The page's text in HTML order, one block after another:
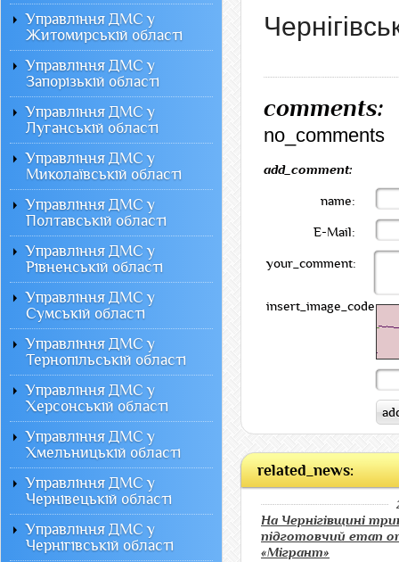
comments:
no_comments
add_comment:
name:
E-Mail:
your_comment:
insert_image_code:
related_news:
На Чернігівщині
підготовчий етап
«Мігрант»
Управління ДМС у
Житомирській області
Управління ДМС у
Запорізькій області
Управління ДМС у
Луганській області
Управління ДМС у
Миколаївській області
Управління ДМС у
Полтавській області
Управління ДМС у
Рівненській області
Управління ДМС у
Сумській області
Управління ДМС у
Тернопільській області
Управління ДМС у
Херсонській області
Управління ДМС у
Хмельницькій області
Управління ДМС у
Чернівецькій області
Управління ДМС у
Чернігівській області